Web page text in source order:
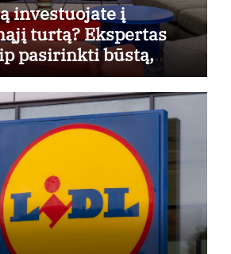
investuojate į
turtą? Ekspertas
pasirinkti būstą,
grąžą